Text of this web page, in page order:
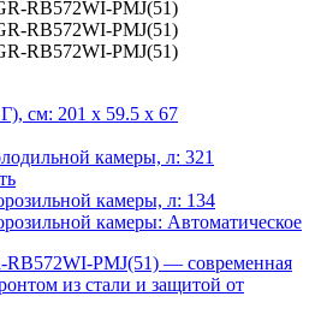
см: 201 х 59.5 х 67
камеры, л: 321
камеры, л: 134
камеры: Автоматическое
RB572WI-PMJ(51) — современная
из стали и защитой от